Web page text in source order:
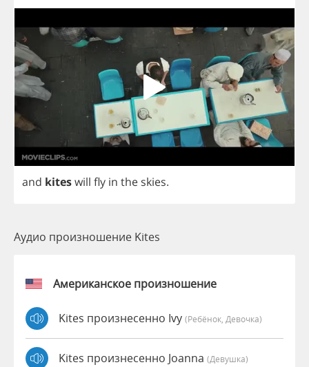
and kiteswill fly in the skies.
Аудио произношение Kites
Американское произношение
Kites произнесенно Ivy (Ребёнок, Девочка)
Kites произнесенно Joanna (девушка)